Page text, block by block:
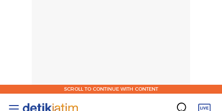
SCROLL TO CONTINUE WITH CONTENT